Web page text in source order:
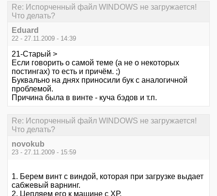
Re: Испорченный файл WINDOWS не загружается!
Что делать?
Eduard
22 - 27.11.2009 - 14:39
21-Старый >
Если говорить о самой теме (а не о некоторых
постингах) то есть и причём. ;)
Буквально на днях приносили бук с аналогичной
проблемой.
Причина была в винте - куча бэдов и т.п.
Re: Испорченный файл WINDOWS не загружается!
Что делать?
novokub
23 - 27.11.2009 - 15:59
1. Берем винт с виндой, которая при загрузке выдает
сабжевый варнинг.
2. Цепляем его к мащине с ХР.